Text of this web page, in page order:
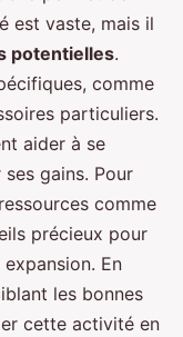
est vaste, mais il
potentielles.
comme
particuliers.
aider à se
gains. Pour
comme
précieux pour
En
les bonnes
cette activité en